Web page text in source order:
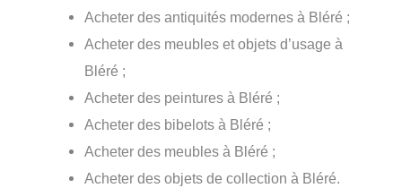
Acheter des antiquités modernes à Bléré ;
Acheter des meubles et objets d’usage à
Bléré ;
Acheter des peintures à Bléré ;
Acheter des bibelots à Bléré ;
Acheter des meubles à Bléré ;
Acheter des objets de collection à Bléré.